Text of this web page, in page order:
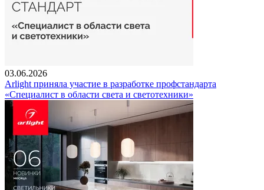
03.06.2026
Arlight приняла участие в разработке профстандарта
«Специалист в области света и светотехники»